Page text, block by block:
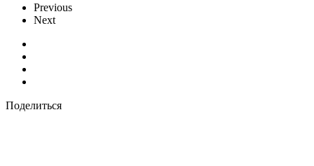
Previous
Next
Поделиться